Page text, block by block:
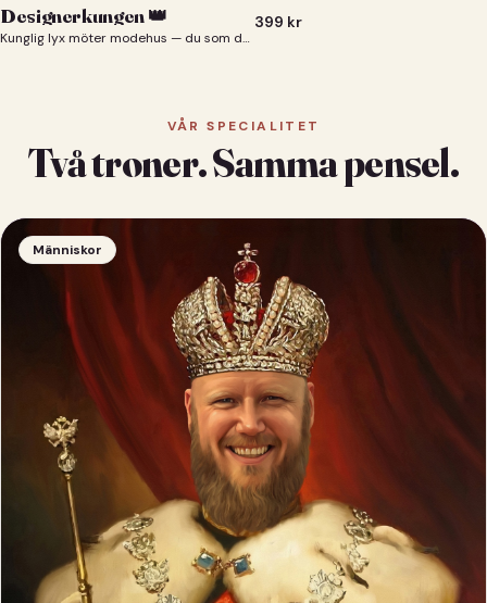
Designerkungen 👑
Kunglig lyx möter modehus — du som designerkung 👑
399 kr
VÅR SPECIALITET
Två troner. Samma pensel.
Människor